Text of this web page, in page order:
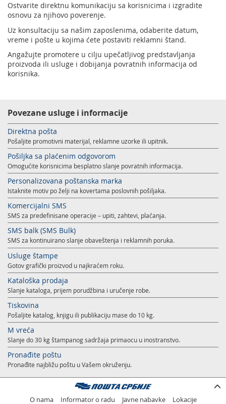
Ostvarite direktnu komunikaciju sa korisnicima i izgradite
osnovu za njihovo poverenje.
Uz konsultaciju sa našim zaposlenima, odaberite datum,
vreme i pošte u kojima ćete postaviti reklamni štand.
Angažujte promotere u cilju upečatljivog predstavljanja
proizvoda ili usluge i dobijanja povratnih informacija od
korisnika.
Povezane usluge i informacije
Direktna pošta
Pošaljite promotivni materijal, reklamne uzorke ili upitnik.
Pošiljka sa plaćenim odgovorom
Omogućite korisnicima besplatno slanje povratnih informacija.
Personalizovana poštanska marka
Istaknite motiv po želji na kovertama poslovnih pošiljaka.
Komercijalni SMS
SMS za predefinisane operacije – upiti, zahtevi, plaćanja.
SMS balk (SMS Bulk)
SMS za kontinuirano slanje obaveštenja i reklamnih poruka.
Usluge štampe
Gotov grafički proizvod u najkraćem roku.
Kataloška prodaja
Slanje kataloga, prijem porudžbina i uručenje robe.
Tiskovina
Pošaljite katalog, knjigu ili publikaciju mase do 10 kg.
M vreća
Slanje do 30 kg štampanog sadržaja primaocu u inostranstvo.
Pronađite poštu
Pronađite najbližu poštu u Vašem okruženju.
O nama Informator o radu Javne nabavke Lokacije